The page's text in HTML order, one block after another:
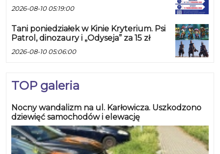
2026-08-10 05:19:00
Tani poniedziałek w Kinie Kryterium. Psi
Patrol, dinozaury i „Odyseja” za 15 zł
2026-08-10 05:06:00
TOP galeria
Nocny wandalizm na ul. Karłowicza. Uszkodzono
dziewięć samochodów i elewację